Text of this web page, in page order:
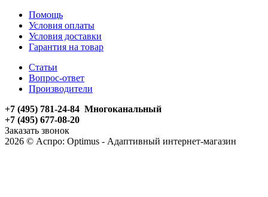
Помощь
Условия оплаты
Условия доставки
Гарантия на товар
Статьи
Вопрос-ответ
Производители
+7 (495) 781-24-84 Многоканальный
+7 (495) 677-08-20
Заказать звонок
2026 © Аспро: Optimus - Адаптивный интернет-магазин